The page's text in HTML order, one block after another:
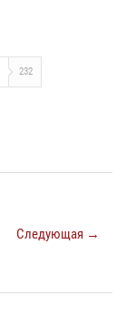
232
Следующая →